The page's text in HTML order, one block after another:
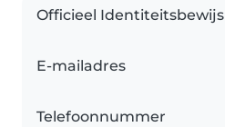
Officieel Identiteitsbewijs
E-mailadres
Telefoonnummer